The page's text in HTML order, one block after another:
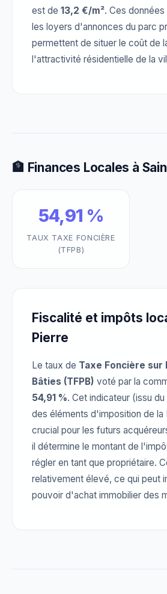
est de 13,2 €/m². Ces
les loyers d'annonces du parc
permettent de situer le coût de
l'attractivité résidentielle de la
🏦 Finances Locales à
54,91 %
TAUX TAXE FONCIÈRE
(TFPB)
Fiscalité et impôts
Pierre
Le taux de Taxe Foncière
Bâties (TFPB) voté par la
54,91 %. Cet indicateur (issu
des éléments d'imposition de la
crucial pour les futurs
il détermine le montant de
régler en tant que propriétaire.
relativement élevé, ce qui peut
pouvoir d'achat immobilier des